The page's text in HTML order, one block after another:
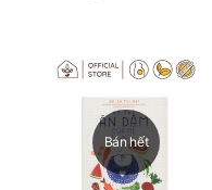
Bán hết